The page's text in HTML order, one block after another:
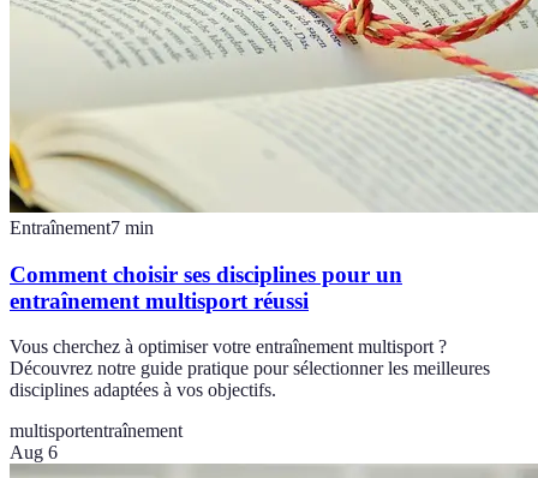
Entraînement7 min
Comment choisir ses disciplines pour un
entraînement multisport réussi
Vous cherchez à optimiser votre entraînement multisport ?
Découvrez notre guide pratique pour sélectionner les meilleures
disciplines adaptées à vos objectifs.
multisportentraînement
Aug 6